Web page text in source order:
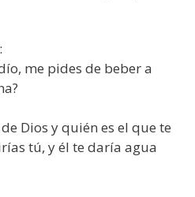
me pides de beber a
Dios y quién es el que te
tú, y él te daría agua